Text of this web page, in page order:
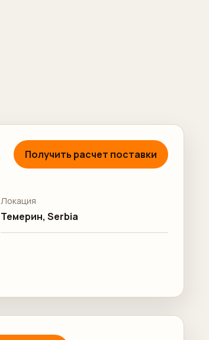
Получить расчет поставки
Локация
Темерин, Serbia